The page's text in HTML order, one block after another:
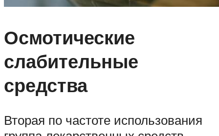
Осмотические
слабительные
средства
Вторая по частоте использования